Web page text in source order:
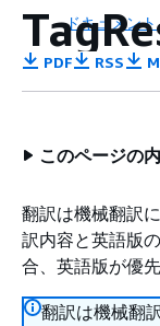
ドキュメント
PDF RSS
このページの
翻訳は機械翻訳
訳内容と英語版
合、英語版が優先
翻訳は機械翻